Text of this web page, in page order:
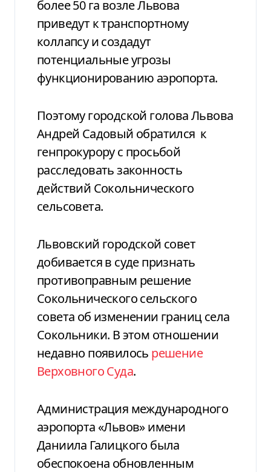
более 50 га возле Львова
приведут к транспортному
коллапсу и создадут
потенциальные угрозы
функционированию аэропорта.
Поэтому городской голова Львова
Андрей Садовый обратился к
генпрокурору с просьбой
расследовать законность
действий Сокольнического
сельсовета.
Львовский городской совет
добивается в суде признать
противоправным решение
Сокольнического сельского
совета об изменении границ села
Сокольники. В этом отношении
недавно появилось решение
Верховного Суда.
Администрация международного
аэропорта «Львов» имени
Даниила Галицкого была
обеспокоена обновленным